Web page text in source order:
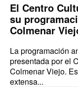
El Centro
su
Colmenar
La programación
presentada por el
Colmenar Viejo.
extensa...